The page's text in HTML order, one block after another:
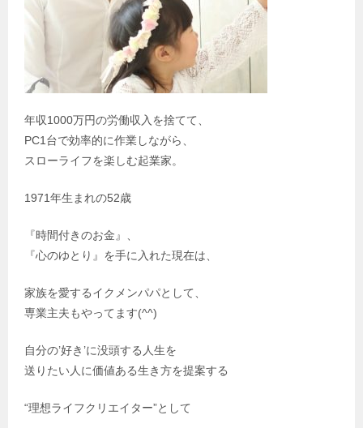
年収1000万円の労働収入を捨てて、
PC1台で効率的に作業しながら、
スローライフを楽しむ起業家。
1971年生まれの52歳
『時間付きのお金』、
『心のゆとり』を手に入れた現在は、
家族を愛するイクメンパパとして、
専業主夫もやってます(^^)
自分の’好き’に没頭する人生を
送りたい人に価値ある生き方を提案する
“理想ライフクリエイター”として